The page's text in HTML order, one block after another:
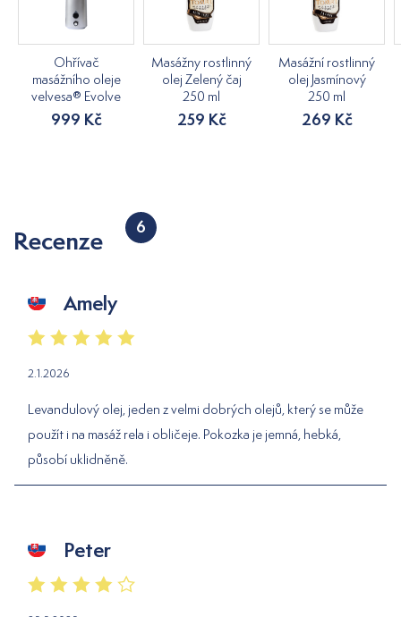
Ohřívač
masážního oleje
velvesa® Evolve
999 Kč
Masážny rostlinný
olej Zelený čaj
250 ml
259 Kč
Masážní rostlinný
olej Jasmínový
250 ml
269 Kč
Recenze 6
Amely
2.1.2026
Levandulový olej, jeden z velmi dobrých olejů, který se může
použít i na masáž rela i obličeje. Pokozka je jemná, hebká,
působí uklidněně.
Peter